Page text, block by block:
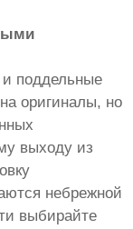
поддельные
оригиналы, но
выходу из
небрежной
выбирайте